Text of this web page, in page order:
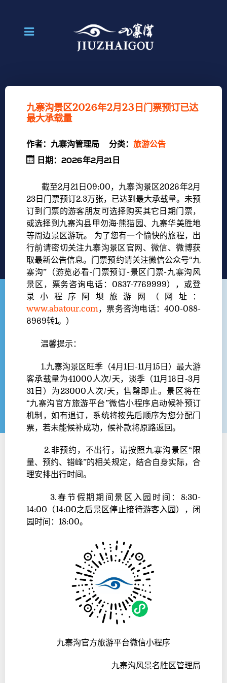
九寨沟景区2026年2月23日门票预订已达
最大承载量
作者： 九寨沟管理局 分类： 旅游公告
日期：2026年2月21日
截至2月21日09:00，九寨沟景区2026年2月
23日门票预订2.3万张，已达到最大承载量。未预
订到门票的游客朋友可选择购买其它日期门票，
或选择到九寨沟县甲勿海·熊猫园、九寨华美胜地
等周边景区游玩。 为了您有一个愉快的旅程，出
行前请密切关注九寨沟景区官网、微信、微博获
取最新公告信息。门票预约请关注微信公众号“九
寨沟”（游览必看-门票预订-景区门票-九寨沟风
景区，票务咨询电话：0837-7769999），或登
录小程序阿坝旅游网（网址：
www.abatour.com，票务咨询电话：400-088-
6969转1。）
温馨提示：
1.九寨沟景区旺季（4月1日-11月15日）最大游
客承载量为41000人次/天，淡季（11月16日-3月
31日）为23000人次/天，售罄即止。景区将在
“九寨沟官方旅游平台”微信小程序启动候补预订
机制，如有退订，系统将按先后顺序为您分配门
票，若未能候补成功，候补款将原路返回。
2.非预约，不出行，请按照九寨沟景区“限
量、预约、错峰”的相关规定，结合自身实际，合
理安排出行时间。
3.春节假期期间景区入园时间：8:30-
14:00（14:00之后景区停止接待游客入园），闭
园时间：18:00。
九寨沟官方旅游平台微信小程序
九寨沟风景名胜区管理局